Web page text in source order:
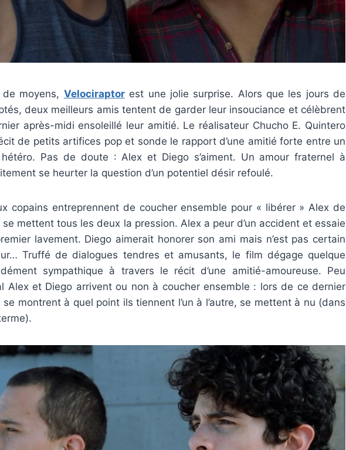
moyens, Velociraptorest une jolie surprise. Alors que les jours de
deux meilleurs amis tentent de garder leur insouciance et célèbrent
après-midi ensoleillé leur amitié. Le réalisateur Chucho E. Quintero
de petits artifices pop et sonde le rapport d’une amitié forte entre un
Pas de doute : Alex et Diego s’aiment. Un amour fraternel à
se heurter la question d’un potentiel désir refoulé.
copains entreprennent de coucher ensemble pour « libérer » Alex de
mettent tous les deux la pression. Alex a peur d’un accident et essaie
lavement. Diego aimerait honorer son ami mais n’est pas certain
Truffé de dialogues tendres et amusants, le film dégage quelque
sympathique à travers le récit d’une amitié-amoureuse. Peu
Alex et Diego arrivent ou non à coucher ensemble : lors de ce dernier
montrent à quel point ils tiennent l’un à l’autre, se mettent à nu (dans